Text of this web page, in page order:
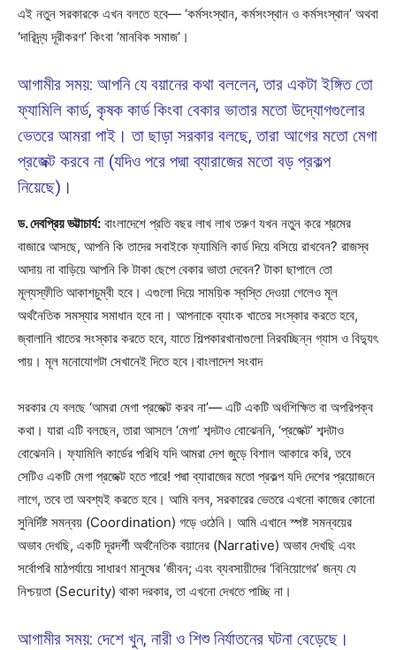
এই নতুন সরকারকে এখন বলতে হবে— ‘কর্মসংস্থান, কর্মসংস্থান ও কর্মসংস্থান’ অথবা
‘দারিদ্র্য দূরীকরণ’ কিংবা ‘মানবিক সমাজ’।
আগামীর সময়: আপনি যে বয়ানের কথা বললেন, তার একটা ইঙ্গিত তো
ফ্যামিলি কার্ড, কৃষক কার্ড কিংবা বেকার ভাতার মতো উদ্যোগগুলোর
ভেতরে আমরা পাই। তা ছাড়া সরকার বলছে, তারা আগের মতো মেগা
প্রজেক্ট করবে না (যদিও পরে পদ্মা ব্যারাজের মতো বড় প্রকল্প
নিয়েছে)।
ড. দেবপ্রিয় ভট্টাচার্য: বাংলাদেশে প্রতি বছর লাখ লাখ তরুণ যখন নতুন করে শ্রমের
বাজারে আসছে, আপনি কি তাদের সবাইকে ফ্যামিলি কার্ড দিয়ে বসিয়ে রাখবেন? রাজস্ব
আদায় না বাড়িয়ে আপনি কি টাকা ছেপে বেকার ভাতা দেবেন? টাকা ছাপালে তো
মূল্যস্ফীতি আকাশচুম্বী হবে। এগুলো দিয়ে সাময়িক স্বস্তি দেওয়া গেলেও মূল
অর্থনৈতিক সমস্যার সমাধান হবে না। আপনাকে ব্যাংক খাতের সংস্কার করতে হবে,
জ্বালানি খাতের সংস্কার করতে হবে, যাতে শিল্পকারখানাগুলো নিরবচ্ছিন্ন গ্যাস ও বিদ্যুৎ
পায়। মূল মনোযোগটা সেখানেই দিতে হবে।বাংলাদেশ সংবাদ
সরকার যে বলছে ‘আমরা মেগা প্রজেক্ট করব না’— এটি একটি অর্ধশিক্ষিত বা অপরিপক্ব
কথা। যারা এটি বলছেন, তারা আসলে ‘মেগা’ শব্দটাও বোঝেননি, ‘প্রজেক্ট’ শব্দটাও
বোঝেননি। ফ্যামিলি কার্ডের পরিধি যদি আমরা দেশ জুড়ে বিশাল আকারে করি, তবে
সেটিও একটি মেগা প্রজেক্ট হতে পারে! পদ্মা ব্যারাজের মতো প্রকল্প যদি দেশের প্রয়োজনে
লাগে, তবে তা অবশ্যই করতে হবে। আমি বলব, সরকারের ভেতরে এখনো কাজের কোনো
সুনির্দিষ্ট সমন্বয় (Coordination) গড়ে ওঠেনি। আমি এখানে স্পষ্ট সমন্বয়ের
অভাব দেখছি, একটি দূরদর্শী অর্থনৈতিক বয়ানের (Narrative) অভাব দেখছি এবং
সর্বোপরি মাঠপর্যায়ে সাধারণ মানুষের ‘জীবন; এবং ব্যবসায়ীদের ‘বিনিয়োগের’ জন্য যে
নিশ্চয়তা (Security) থাকা দরকার, তা এখনো দেখতে পাচ্ছি না।
আগামীর সময়: দেশে খুন, নারী ও শিশু নির্যাতনের ঘটনা বেড়েছে।